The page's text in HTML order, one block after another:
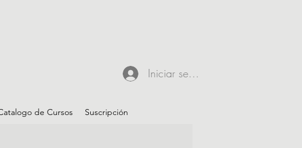
Iniciar sesión
de Cursos Suscripción